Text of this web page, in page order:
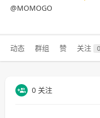
@MOMOGO
动态 群组 赞 关注 0
0 关注